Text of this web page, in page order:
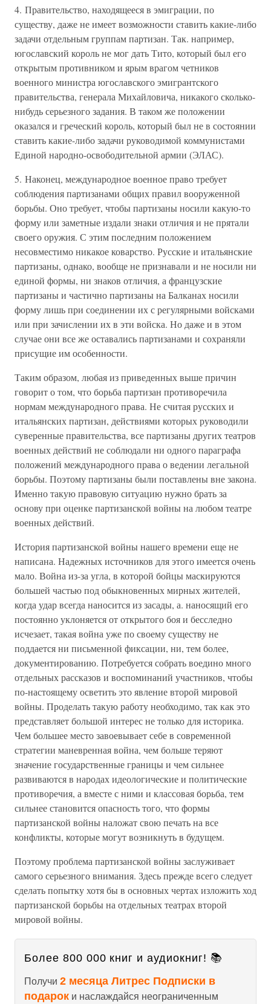
4. Правительство, находящееся в эмиграции, по
существу, даже не имеет возможности ставить какие-либо
задачи отдельным группам партизан. Так. например,
югославский король не мог дать Тито, который был его
открытым противником и ярым врагом четников
военного министра югославского эмигрантского
правительства, генерала Михайловича, никакого сколько-
нибудь серьезного задания. В таком же положении
оказался и греческий король, который был не в состоянии
ставить какие-либо задачи руководимой коммунистами
Единой народно-освободительной армии (ЭЛАС).
5. Наконец, международное военное право требует
соблюдения партизанами общих правил вооруженной
борьбы. Оно требует, чтобы партизаны носили какую-то
форму или заметные издали знаки отличия и не прятали
своего оружия. С этим последним положением
несовместимо никакое коварство. Русские и итальянские
партизаны, однако, вообще не признавали и не носили ни
единой формы, ни знаков отличия, а французские
партизаны и частично партизаны на Балканах носили
форму лишь при соединении их с регулярными войсками
или при зачислении их в эти войска. Но даже и в этом
случае они все же оставались партизанами и сохраняли
присущие им особенности.
Таким образом, любая из приведенных выше причин
говорит о том, что борьба партизан противоречила
нормам международного права. Не считая русских и
итальянских партизан, действиями которых руководили
суверенные правительства, все партизаны других театров
военных действий не соблюдали ни одного параграфа
положений международного права о ведении легальной
борьбы. Поэтому партизаны были поставлены вне закона.
Именно такую правовую ситуацию нужно брать за
основу при оценке партизанской войны на любом театре
военных действий.
История партизанской войны нашего времени еще не
написана. Надежных источников для этого имеется очень
мало. Война из-за угла, в которой бойцы маскируются
большей частью под обыкновенных мирных жителей,
когда удар всегда наносится из засады, а. наносящий его
постоянно уклоняется от открытого боя и бесследно
исчезает, такая война уже по своему существу не
поддается ни письменной фиксации, ни, тем более,
документированию. Потребуется собрать воедино много
отдельных рассказов и воспоминаний участников, чтобы
по-настоящему осветить это явление второй мировой
войны. Проделать такую работу необходимо, так как это
представляет большой интерес не только для историка.
Чем большее место завоевывает себе в современной
стратегии маневренная война, чем больше теряют
значение государственные границы и чем сильнее
развиваются в народах идеологические и политические
противоречия, а вместе с ними и классовая борьба, тем
сильнее становится опасность того, что формы
партизанской войны наложат свою печать на все
конфликты, которые могут возникнуть в будущем.
Поэтому проблема партизанской войны заслуживает
самого серьезного внимания. Здесь прежде всего следует
сделать попытку хотя бы в основных чертах изложить ход
партизанской борьбы на отдельных театрах второй
мировой войны.
Более 800 000 книг и аудиокниг! 📚
Получи 2 месяца Литрес Подписки в
подарок и наслаждайся неограниченным